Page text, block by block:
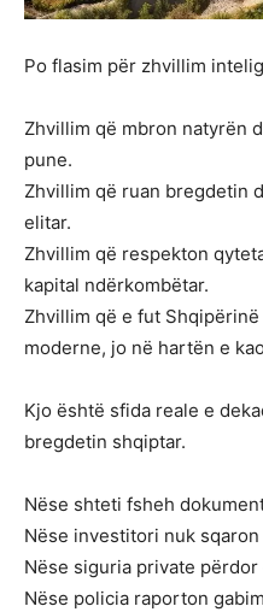
Po flasim për zhvillim
Zhvillim që mbron natyrën
pune.
Zhvillim që ruan bregdetin
elitar.
Zhvillim që respekton
kapital ndërkombëtar.
Zhvillim që e fut
moderne, jo në hartën e
Kjo është sfida reale e
bregdetin shqiptar.
Nëse shteti fsheh
Nëse investitori nuk
Nëse siguria private
Nëse policia raporton